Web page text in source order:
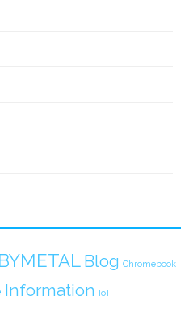
Blog Chromebook
Information IoT